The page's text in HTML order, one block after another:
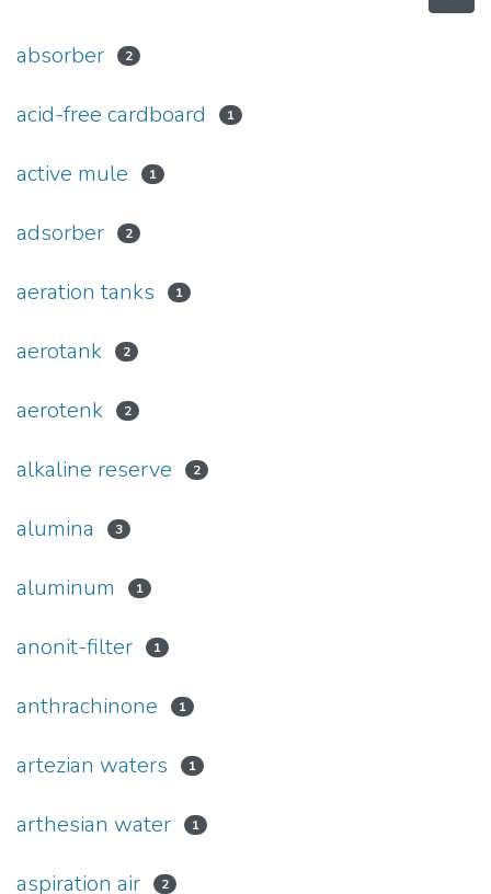
absorber 2
acid-free cardboard 1
active mule 1
adsorber 2
aeration tanks 1
aerotank 2
aerotenk 2
alkaline reserve 2
alumina 3
aluminum 1
anonit-filter 1
anthrachinone 1
artezian waters 1
arthesian water 1
aspiration air 2